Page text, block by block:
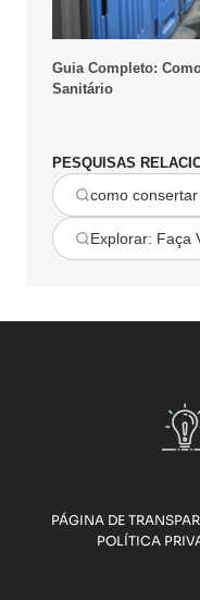
Guia Completo:
Sanitário
PESQUISAS
como
Explorar: Faça
PÁGINA DE
POLÍTICA